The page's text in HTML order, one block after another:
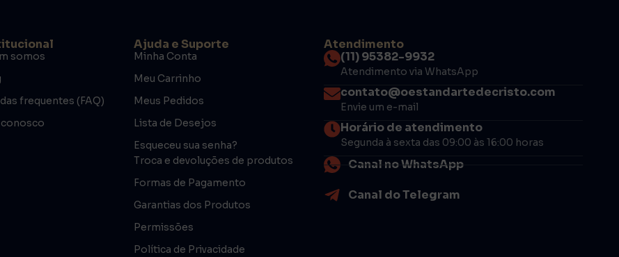
somos
frequentes (FAQ)
conosco
Ajuda e Suporte
Minha Conta
Meu Carrinho
Meus Pedidos
Lista de Desejos
Esqueceu sua senha?
Troca e devoluções de produtos
Formas de Pagamento
Garantias dos Produtos
Permissões
Política de Privacidade
Atendimento
(11) 95382-9932
Atendimento via WhatsApp
contato@oestandartedecristo.com
Envie um e-mail
Horário de atendimento
Segunda à sexta das 09:00 às 16:00 horas
Canal no WhatsApp
Canal do Telegram